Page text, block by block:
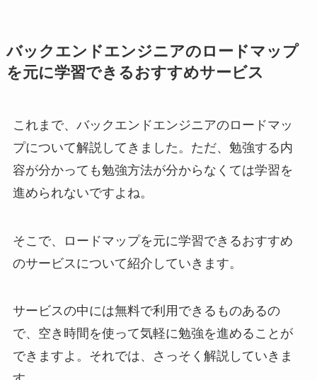
バックエンドエンジニアのロードマップ
を元に学習できるおすすめサービス
これまで、バックエンドエンジニアのロードマッ
プについて解説してきました。ただ、勉強する内
容が分かっても勉強方法が分からなくては学習を
進められないですよね。
そこで、ロードマップを元に学習できるおすすめ
のサービスについて紹介していきます。
サービスの中には無料で利用できるものあるの
で、空き時間を使って気軽に勉強を進めることが
できますよ。それでは、さっそく解説していきま